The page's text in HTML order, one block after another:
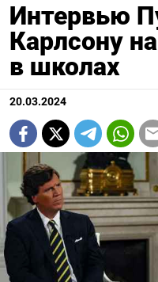
Интервью
Карлсону
в школах
20.03.2024